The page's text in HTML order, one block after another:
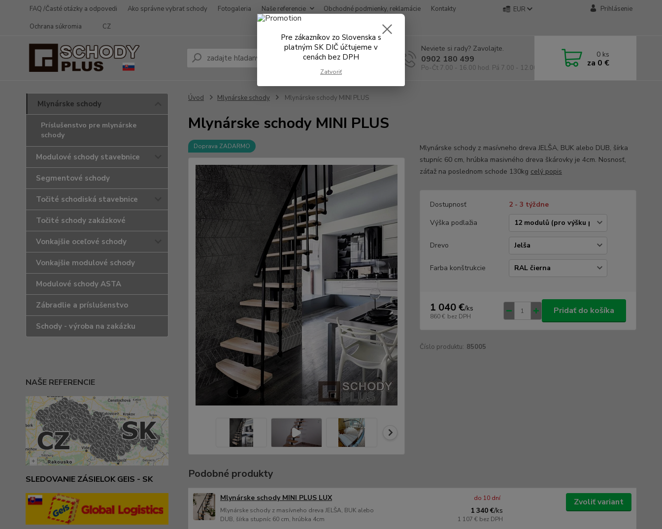
FAQ /Časté otázky a odpovedi Ako správne vybrať schody Fotogaleria Naše referencie Obchodné podmienky, reklamácie
Kontakty
Ochrana súkromia
CZ
EUR Prihlásenie
Hľadať
Neviete si rady? Zavolajte.
0902 180 499
Po-Čt 7.00 - 16.00 hod. Pá 7.00 - 12.00 hod.
0 ks
za 0 €
Mlynárske schody
Príslušenstvo pre mlynárske
schody
Modulové schody stavebnice
Segmentové schody
Točité schodiská stavebnice
Točité schody zakázkové
Vonkajšie oceľové schody
Vonkajšie modulové schody
Modulové schody ASTA
Zábradlie a príslušenstvo
Schody - výroba na zakázku
NAŠE REFERENCIE
SLEDOVANIE ZÁSIELOK GEIS - SK
Úvod Mlynárske schody Mlynárske schody MINI PLUS
Mlynárske schody MINI PLUS
Doprava ZADARMO
Mlynárske schody z masívneho dreva JELŠA, BUK alebo DUB, šírka
stupníc 60 cm, hrúbka masivného dreva škárovky je 4cm. Nosnosť,
záťaž na poslednom schode 130kg celý popis
Dostupnosť
2 - 3 týždne
Výška podlažia
Drevo
Farba konštrukcie
1 040 €/ks
860 € bez DPH
Pridať do košíka
Číslo produktu: 85005
Podobné produkty
Mlynárske schody MINI PLUS LUX
Mlynárske schody z masívneho dreva JELŠA, BUK alebo
DUB, šírka stupníc 60 cm, hrúbka 4cm
1 340 €/ks
1 107 € bez DPH
do 10 dní Zvoliť variant
Pre zákazníkov zo Slovenska s
platným SK DIČ účtujeme v
cenách bez DPH
Zatvoriť